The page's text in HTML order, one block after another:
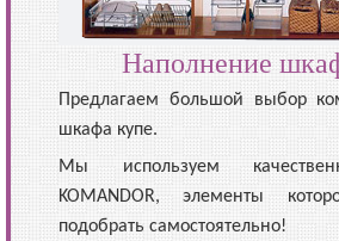
Наполнение
Предлагаем большой выбор
шкафа купе.
Мы используем
KOMANDOR, элементы
подобрать самостоятельно!